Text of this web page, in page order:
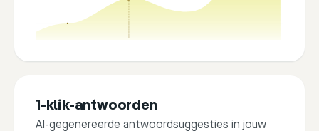
1-klik-antwoorden
AI-gegenereerde antwoordsuggesties in jouw